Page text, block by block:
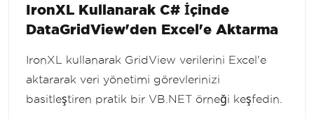
IronXL Kullanarak C# İçinde
DataGridView'den Excel'e Aktarma
IronXL kullanarak GridView verilerini Excel'e
aktararak veri yönetimi görevlerinizi
basitleştiren pratik bir VB.NET örneği keşfedin.